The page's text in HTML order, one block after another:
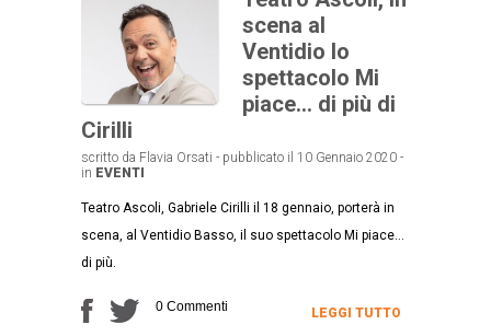
scena al
Ventidio lo
spettacolo Mi
piace… di più di
Cirilli
scritto da Flavia Orsati - pubblicato il 10 Gennaio 2020 -
in EVENTI
Teatro Ascoli, Gabriele Cirilli il 18 gennaio, porterà in
scena, al Ventidio Basso, il suo spettacolo Mi piace...
di più.
0 Commenti LEGGI TUTTO